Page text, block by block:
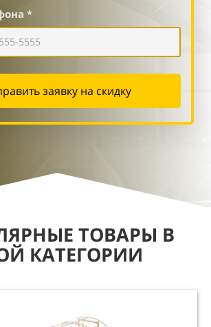
*
заявку на скидку
ТОВАРЫ В
КАТЕГОРИИ